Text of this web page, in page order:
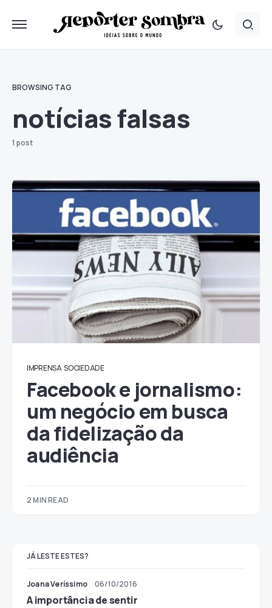
BROWSING TAG
notícias falsas
1 post
IMPRENSA SOCIEDADE
Facebook e jornalismo:
um negócio em busca
da fidelização da
audiência
2 MIN READ
JÁ LESTE ESTES?
Joana Veríssimo 06/10/2016
A importância de sentir